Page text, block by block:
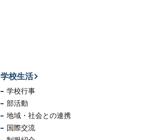
学校生活
学校行事
部活動
地域・社会との連携
国際交流